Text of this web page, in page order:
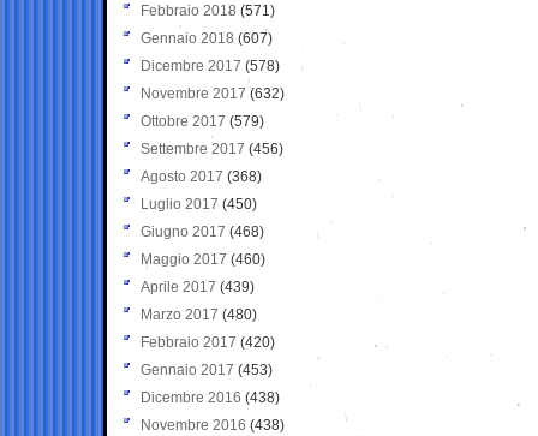
Febbraio 2018 (571)
Gennaio 2018 (607)
Dicembre 2017 (578)
Novembre 2017 (632)
Ottobre 2017 (579)
Settembre 2017 (456)
Agosto 2017 (368)
Luglio 2017 (450)
Giugno 2017 (468)
Maggio 2017 (460)
Aprile 2017 (439)
Marzo 2017 (480)
Febbraio 2017 (420)
Gennaio 2017 (453)
Dicembre 2016 (438)
Novembre 2016 (438)